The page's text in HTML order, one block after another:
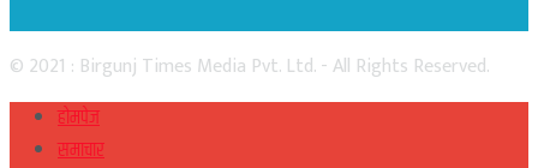
© 2021 : Birgunj Times Media Pvt. Ltd. - All Rights Reserved.
होमपेज
समाचार